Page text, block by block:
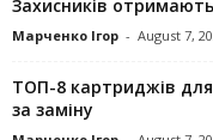
Захисників
Марченко Ігор - August 7,
ТОП-8 картриджів
за заміну